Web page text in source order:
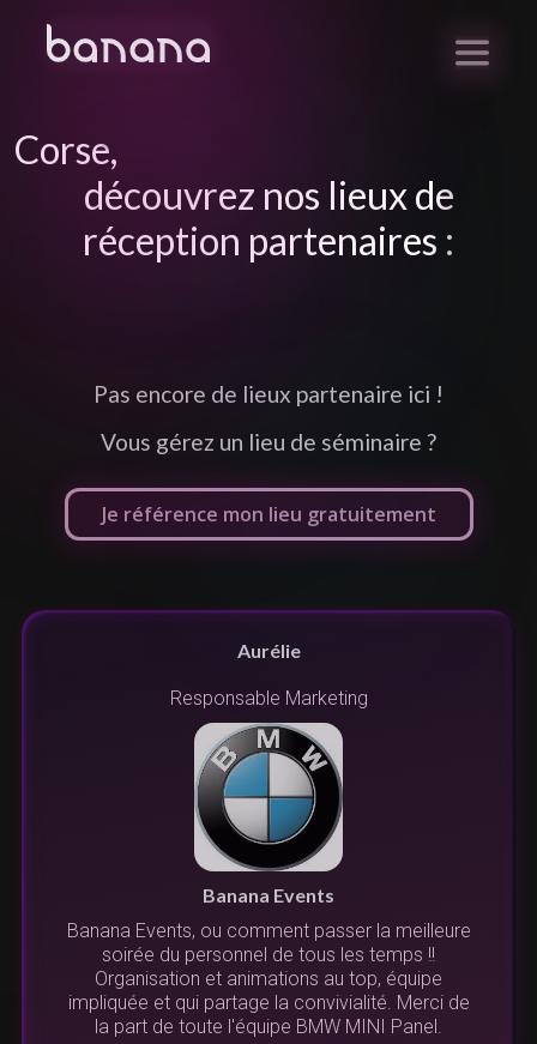
Corse,
découvrez nos lieux de
réception partenaires :
Pas encore de lieux partenaire ici !
Vous gérez un lieu de séminaire ?
Je référence mon lieu gratuitement
Aurélie
Responsable Marketing
Banana Events
Banana Events, ou comment passer la meilleure
soirée du personnel de tous les temps !!
Organisation et animations au top, équipe
impliquée et qui partage la convivialité. Merci de
la part de toute l'équipe BMW MINI Panel.